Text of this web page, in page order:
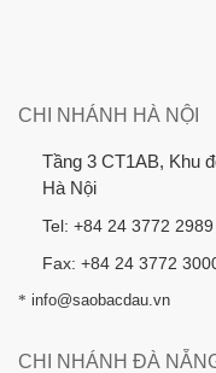
CHI NHÁNH HÀ NỘI
Tầng 3 CT1AB, Khu
Hà Nội
Tel: +84 24 3772 2989
Fax: +84 24 3772
* info@saobacdau.vn
CHI NHÁNH ĐÀ